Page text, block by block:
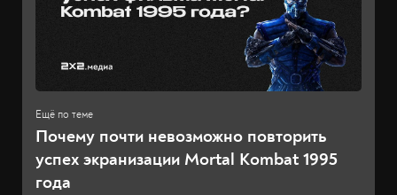
Почему почти невозможно повторить
успех экранизации Mortal Kombat 1995
года